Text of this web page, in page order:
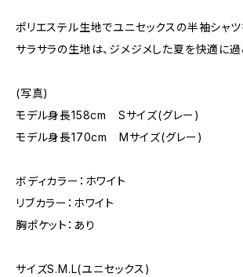
ポリエステル生地でユニセックスの半袖シャツ
サラサラの生地は、ジメジメした夏を快適に過
(写真)
モデル身長158cm Sサイズ(グレー)
モデル身長170cm Mサイズ(グレー)
ボディカラー：ホワイト
リブカラー：ホワイト
胸ポケット：あり
サイズS.M.L(ユニセックス)